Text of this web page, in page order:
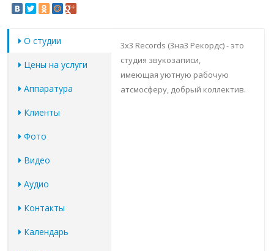
О студии
Цены на услуги
Аппаратура
Клиенты
Фото
Видео
Аудио
Контакты
Календарь
3x3 Records (3на3 Рекордс) - это
студия звукозаписи,
имеющая уютную рабочую
атсмосферу, добрый коллектив.